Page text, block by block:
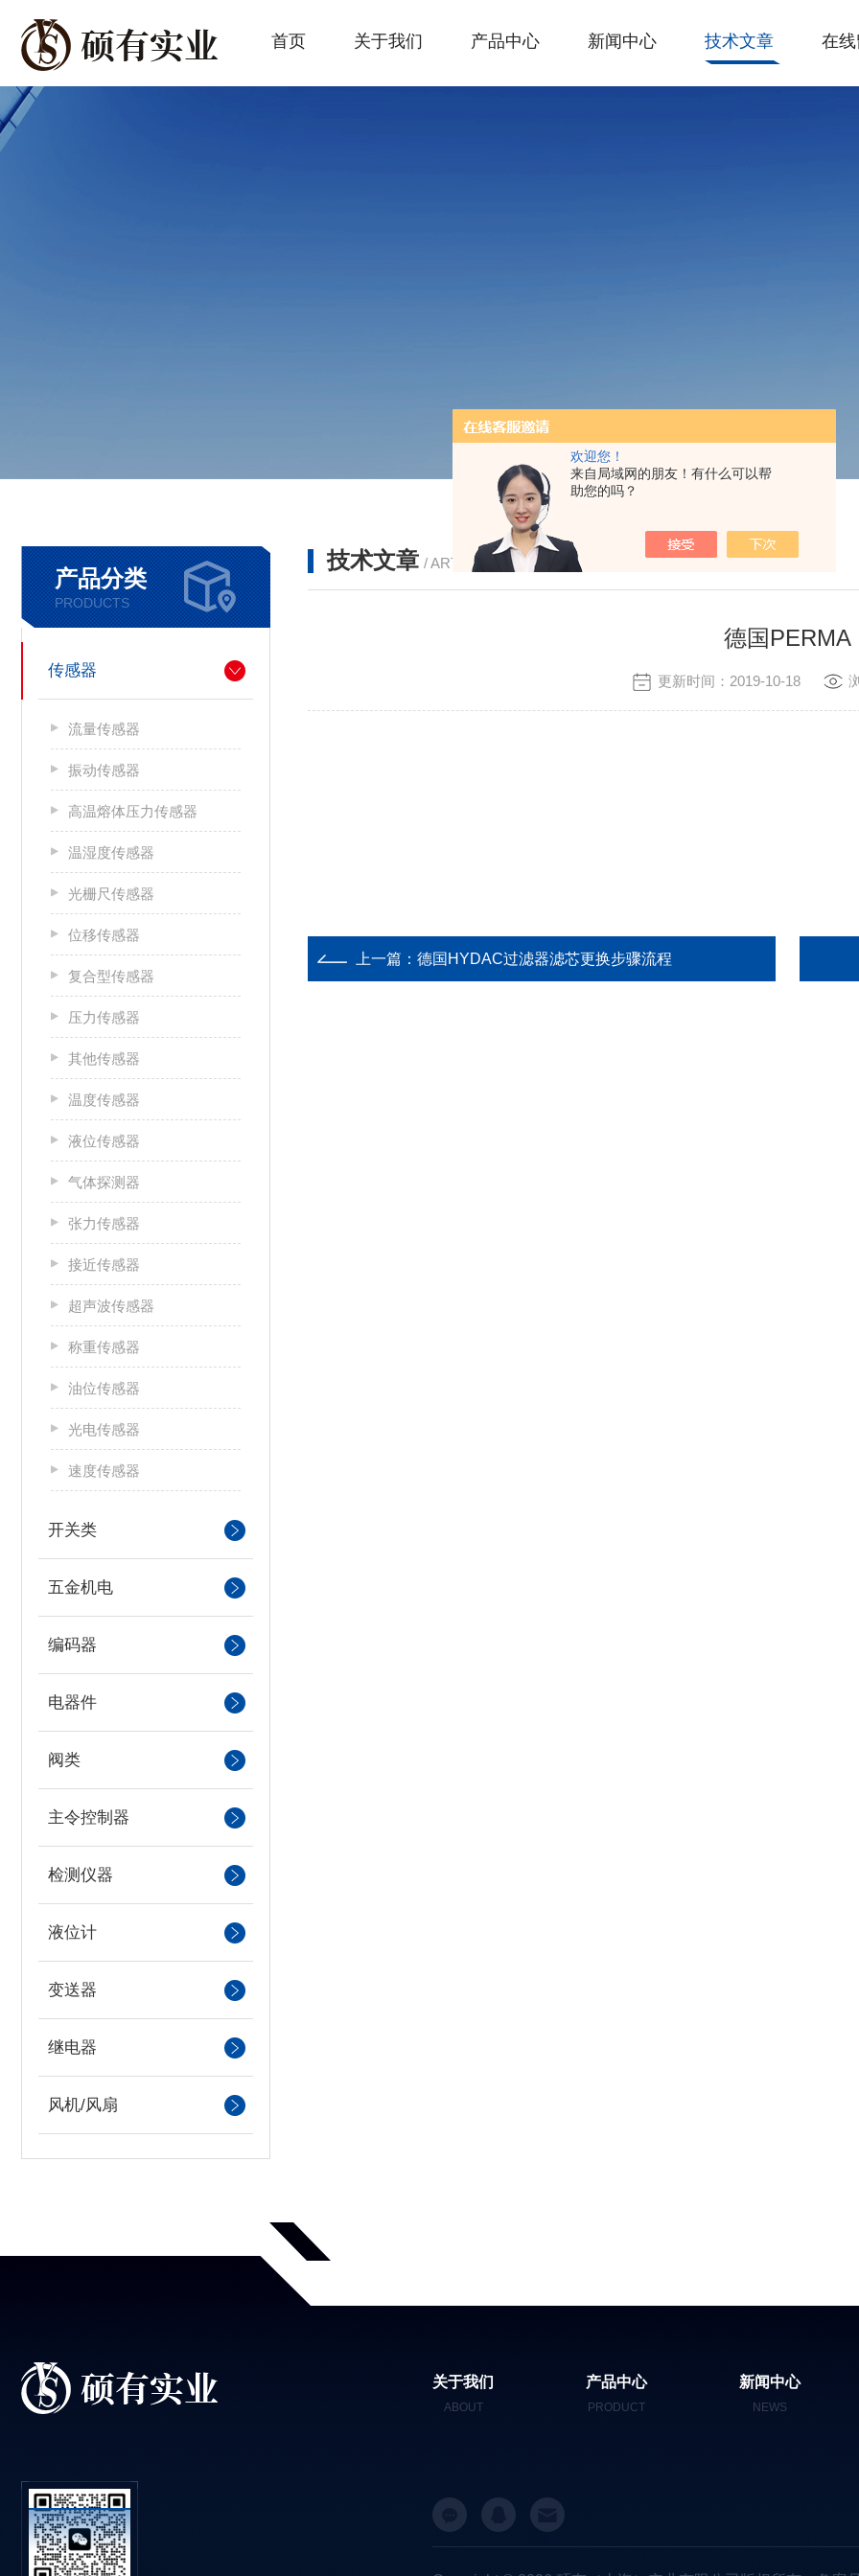
欢迎您！
来自局域网的朋友！有什么可以帮
助您的吗？
首页 关于我们 产品中心 新闻中心 技术文章 在
产品分类
PRODUCTS
传感器
流量传感器
振动传感器
高温熔体压力传感器
温湿度传感器
光栅尺传感器
位移传感器
复合型传感器
压力传感器
其他传感器
温度传感器
液位传感器
气体探测器
张力传感器
接近传感器
超声波传感器
称重传感器
油位传感器
光电传感器
速度传感器
开关类
五金机电
编码器
电器件
阀类
主令控制器
检测仪器
液位计
变送器
继电器
风机/风扇
技术文章 / ARTICLE
德国PERMA
更新时间：2019-10-18
上一篇： 德国HYDAC过滤器滤芯更换步骤流程
关于我们
ABOUT
产品中心
PRODUCT
新闻中心
NEWS